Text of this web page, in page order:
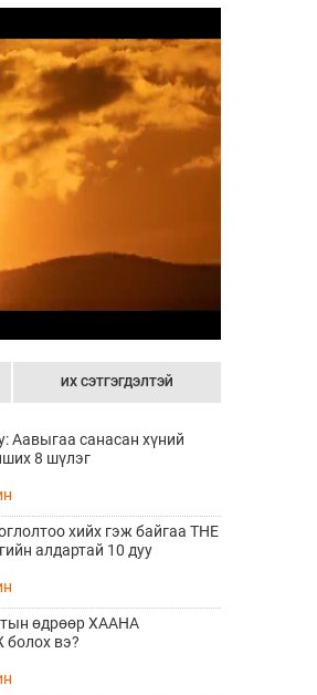
ИХ СЭТГЭГДЭЛТЭЙ
Аавыгаа санасан хүний
8 шүлэг
хийх гэж байгаа THE
алдартай 10 дуу
өдрөөр ХААНА
вэ?